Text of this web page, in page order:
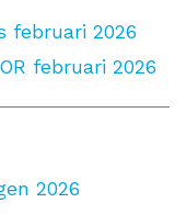
februari 2026
februari 2026
2026